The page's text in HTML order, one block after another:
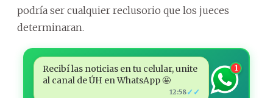
podría ser cualquier reclusorio que los jueces
determinaran.
Recibí las noticias en tu celular, unite
al canal de ÚH en WhatsApp 🤩
12:58✓✓
1